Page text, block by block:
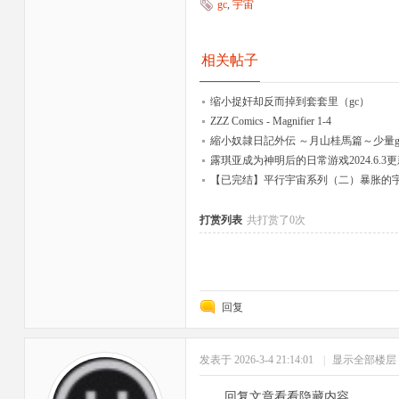
gc, 宇宙
相关帖子
缩小捉奸却反而掉到套套里（gc）
ZZZ Comics - Magnifier 1-4
縮小奴隷日記外伝 ～月山桂馬篇～少量
露琪亚成为神明后的日常游戏2024.6.3
【已完结】平行宇宙系列（二）暴胀的
打赏列表 共打赏了0次
回复
发表于 2026-3-4 21:14:01 显示全部楼层